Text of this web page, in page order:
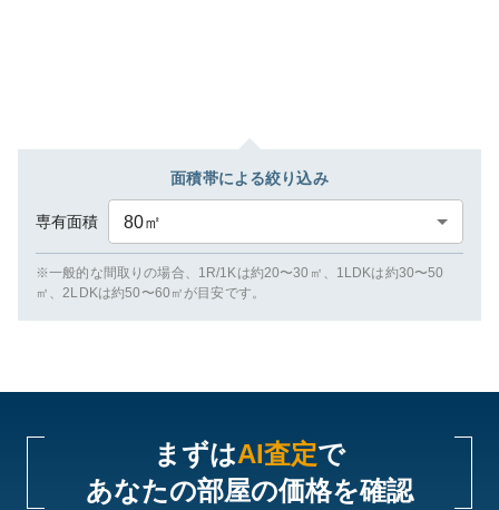
面積帯による絞り込み
専有面積 80㎡
※一般的な間取りの場合、1R/1Kは約20〜30㎡、1LDKは約30〜50
㎡、2LDKは約50〜60㎡が目安です。
まずはAI査定で
あなたの部屋の価格を確認